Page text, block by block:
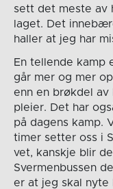
sett det meste av
laget. Det
haller at jeg har
En tellende kamp
går mer og mer
enn en brøkdel av
pleier. Det har
på dagens kamp.
timer setter oss i
vet, kanskje blir
Svermenbussen
er at jeg skal nyte